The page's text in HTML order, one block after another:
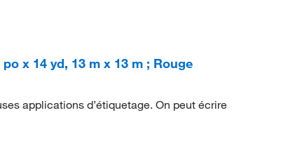
x 14 yd, 13 m x 13 m ; Rouge
applications d’étiquetage. On peut écrire